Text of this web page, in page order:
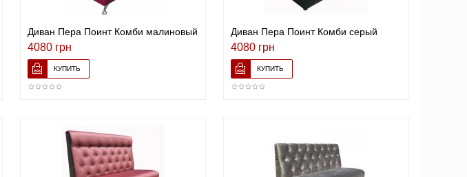
Диван Пера Поинт Комби малиновый
4080 грн
Диван Пера Поинт Комби серый
4080 грн